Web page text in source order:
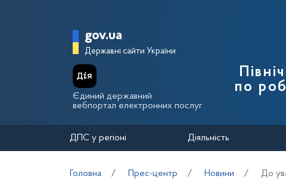
Головна сторінка
gov.ua
Державні сайти України
Єдиний державний
вебпортал електронних послуг
по
ДПС у регіоні Діяльність
Головна Прес-центр Новини До